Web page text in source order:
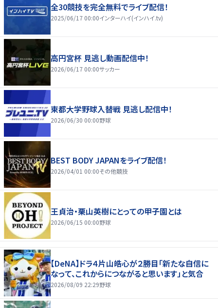
全30競技を完全無料でライブ配信！
2025/06/17 00:00インターハイ(インハイ.tv)
高円宮杯 見逃し動画配信中！
2026/06/17 00:00サッカー
東都大学野球入替戦 見逃し配信中！
2026/06/30 00:00野球
BEST BODY JAPANをライブ配信！
2026/04/01 00:00その他競技
王貞治・栗山英樹にとっての甲子園とは
2026/06/15 00:00野球
【DeNA】ドラ４片山皓心が２勝目「新たな自信に
なって、これからにつながると思います」と気合
2026/08/09 22:29野球